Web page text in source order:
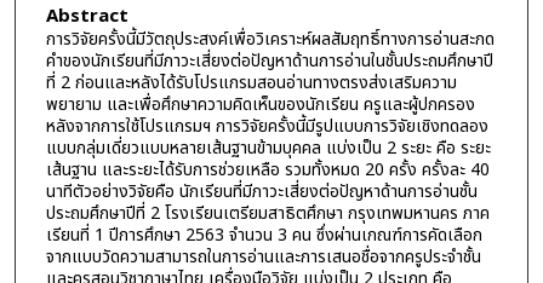
Abstract
การวิจัยครั้งนี้มีวัตถุประสงค์เพื่อวิเคราะห์ผลสัมฤทธิ์ทางการอ่านสะกด
คำของนักเรียนที่มีภาวะเสี่ยงต่อปัญหาด้านการอ่านในชั้นประถมศึกษาปี
ที่ 2 ก่อนและหลังได้รับโปรแกรมสอนอ่านทางตรงส่งเสริมความ
พยายาม และเพื่อศึกษาความคิดเห็นของนักเรียน ครูและผู้ปกครอง
หลังจากการใช้โปรแกรมฯ การวิจัยครั้งนี้มีรูปแบบการวิจัยเชิงทดลอง
แบบกลุ่มเดี่ยวแบบหลายเส้นฐานข้ามบุคคล แบ่งเป็น 2 ระยะ คือ ระยะ
เส้นฐาน และระยะได้รับการช่วยเหลือ รวมทั้งหมด 20 ครั้ง ครั้งละ 40
นาทีตัวอย่างวิจัยคือ นักเรียนที่มีภาวะเสี่ยงต่อปัญหาด้านการอ่านชั้น
ประถมศึกษาปีที่ 2 โรงเรียนเตรียมสาธิตศึกษา กรุงเทพมหานคร ภาค
เรียนที่ 1 ปีการศึกษา 2563 จำนวน 3 คน ซึ่งผ่านเกณฑ์การคัดเลือก
จากแบบวัดความสามารถในการอ่านและการเสนอชื่อจากครูประจำชั้น